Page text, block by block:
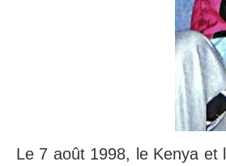
Le 7 août 1998, le Kenya et